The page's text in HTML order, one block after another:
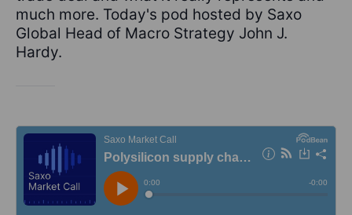
much more. Today's pod hosted by Saxo
Global Head of Macro Strategy John J.
Hardy.